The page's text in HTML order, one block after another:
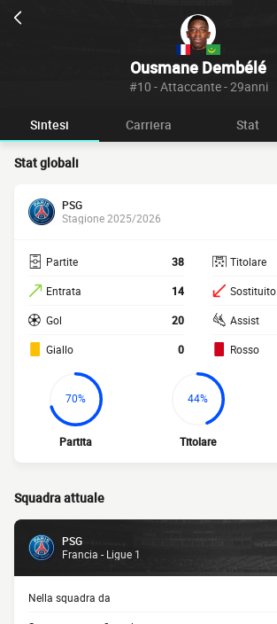
Ousmane Dembélé
#10 - Attaccante - 29anni
Sintesi Carriera Stat
Stat globali
PSG
Stagione 2025/2026
Partite 38
Entrata 14
Gol 20
Giallo 0
Titolare
Sostituito
Assist
Rosso
70%
Partita
44%
Titolare
Squadra attuale
PSG
Francia - Ligue 1
Nella squadra da